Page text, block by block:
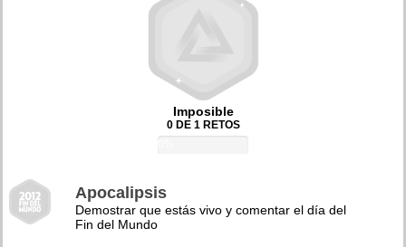
Imposible
0 DE 1 RETOS
Apocalipsis
Demostrar que estás vivo y comentar el día del
Fin del Mundo